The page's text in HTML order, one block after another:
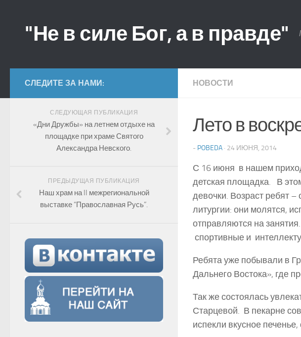
"Не в силе Бог, а в правде"
НОВОСТИ
Лето в
- POBEDA · 24 ИЮНЯ, 2014
С 16 июня в нашем
детская площадка. В
девочки. Возраст ребят –
литургии: они молятся,
отправляются на
спортивные и
Ребята уже побывали в
Дальнего Востока», где
Так же состоялась
Старцевой. В пекарне
испекли вкусное
СЛЕДИТЕ ЗА НАМИ:
СЛЕДУЮЩАЯ ПУБЛИКАЦИЯ
«Дни Дружбы» на летнем отдыхе на
площадке при храме Святого
Александра Невского.
ПРЕДЫДУЩАЯ ПУБЛИКАЦИЯ
Наш храм на II межрегиональной
выставке “Православная Русь”.